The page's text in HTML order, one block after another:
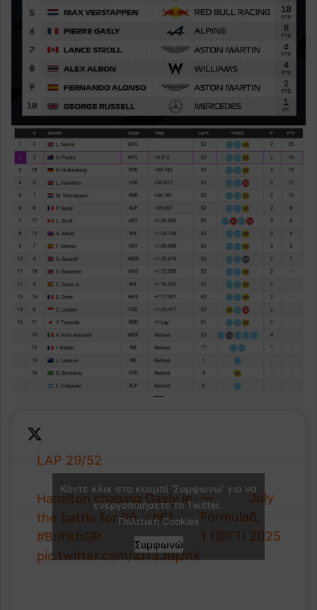
LAP 29/52
Hamilton chasing Gasly in
the battle for P5 ⚔️#F1
#BritishGP
pic.twitter.com/iD13JBjJnk
—
Formula
1 (@F1)
July
6,
2025
Κάντε κλικ στο κουμπί 'Συμφωνώ' για να
ενεργοποιήσετε το Twitter.
Πολιτική Cookies
Συμφωνώ